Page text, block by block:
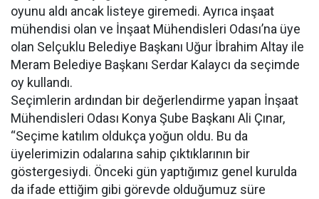
oyunu aldı ancak listeye giremedi. Ayrıca inşaat
mühendisi olan ve İnşaat Mühendisleri Odası’na üye
olan Selçuklu Belediye Başkanı Uğur İbrahim Altay ile
Meram Belediye Başkanı Serdar Kalaycı da seçimde
oy kullandı.
Seçimlerin ardından bir değerlendirme yapan İnşaat
Mühendisleri Odası Konya Şube Başkanı Ali Çınar,
“Seçime katılım oldukça yoğun oldu. Bu da
üyelerimizin odalarına sahip çıktıklarının bir
göstergesiydi. Önceki gün yaptığımız genel kurulda
da ifade ettiğim gibi görevde olduğumuz süre